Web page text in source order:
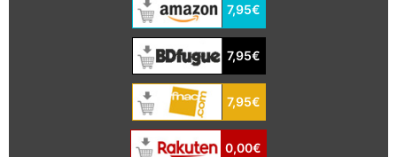
7,95€
7,95€
7,95€
0,00€